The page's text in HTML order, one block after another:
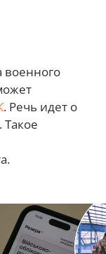
военного
. Речь идет о
Такое